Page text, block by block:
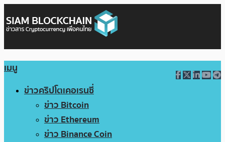
เมนู
ข่าวคริปโตเคอเรนซี่
ข่าว Bitcoin
ข่าว Ethereum
ข่าว Binance Coin